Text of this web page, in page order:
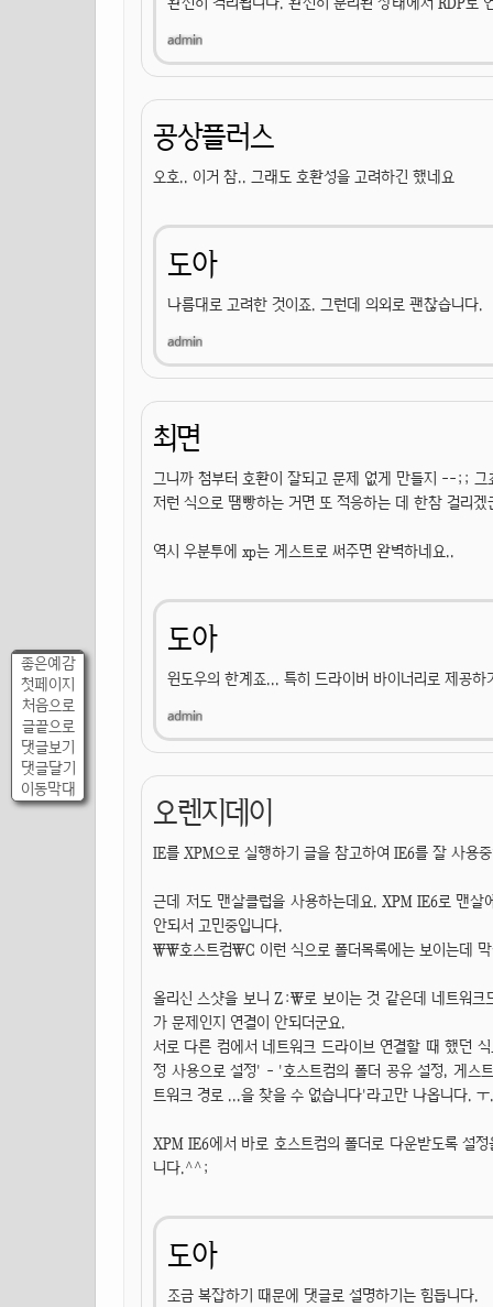
좋은예감
첫페이지
처음으로
글끝으로
댓글보기
댓글달기
이동막대
공상플러스
오호.. 이거 참.. 그래도 호환성을 고려하긴 했네요
도아
나름대로 고려한 것이죠. 그런데 의외로 괜찮습니다.
최면
그니까 첨부터 호환이 잘되고 문제 없게 만들지 --;; 그
저런 식으로 땜빵하는 거면 또 적응하는 데 한참 걸리겠
역시 우분투에 xp는 게스트로 써주면 완벽하네요..
도아
윈도우의 한계죠... 특히 드라이버 바이너리로 제공
오렌지데이
IE를 XPM으로 실행하기 글을 참고하여 IE6를 잘 사용
근데 저도 맨살클럽을 사용하는데요. XPM IE6로 맨
안되서 고민중입니다.
\\호스트컴\C 이런 식으로 폴더목록에는 보이는데 막
올리신 스샷을 보니 Z:\로 보이는 것 같은데 네트워크
가 문제인지 연결이 안되더군요.
서로 다른 컴에서 네트워크 드라이브 연결할 때 했던
정 사용으로 설정' - '호스트컴의 폴더 공유 설정, 게스
트워크 경로 ...을 찾을 수 없습니다'라고만 나옵니다. ㅜ
XPM IE6에서 바로 호스트컴의 폴더로 다운받도록 설
니다.^^;
도아
조금 복잡하기 때문에 댓글로 설명하기는 힘듭니다.